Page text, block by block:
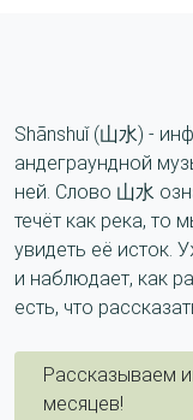
Shānshuǐ (山水) -
андеграундной
ней. Слово 山水
течёт как река, то
увидеть её исток.
и наблюдает, как
есть, что
Рассказываем
месяцев!